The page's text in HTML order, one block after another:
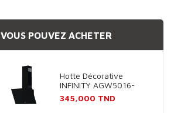
VOUS POUVEZ ACHETER
Hotte Décorative
INFINITY AGW5016-
60B 60cm - Noir
Prix
345,000 TND